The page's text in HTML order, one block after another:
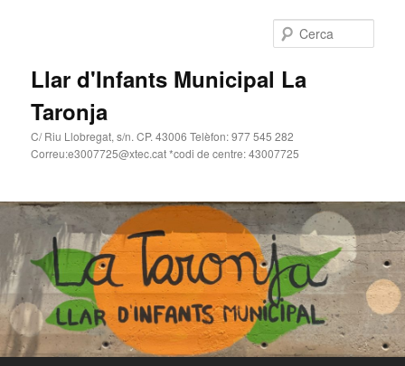
Llar d'Infants Municipal La
Taronja
C/ Riu Llobregat, s/n. CP. 43006 Telèfon: 977 545 282
Correu:e3007725@xtec.cat *codi de centre: 43007725